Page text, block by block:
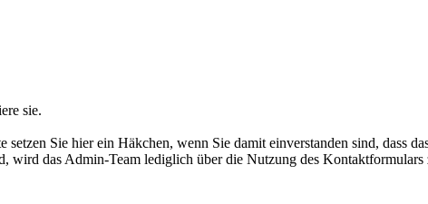
sie.
Sie hier ein Häkchen, wenn Sie damit einverstanden sind, dass
wird das Admin-Team lediglich über die Nutzung des